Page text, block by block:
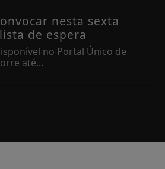
nesta sexta
de espera
no Portal Único de
até...